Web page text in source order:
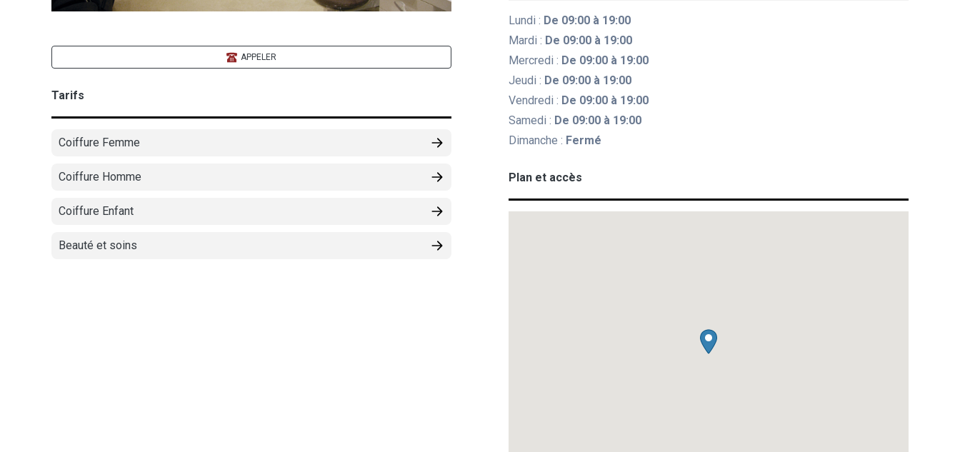
APPELER
Tarifs
Coiffure Femme
Coiffure Homme
Coiffure Enfant
Beauté et soins
Lundi : De 09:00 à 19:00
Mardi : De 09:00 à 19:00
Mercredi : De 09:00 à 19:00
Jeudi : De 09:00 à 19:00
Vendredi : De 09:00 à 19:00
Samedi : De 09:00 à 19:00
Dimanche : Fermé
Plan et accès